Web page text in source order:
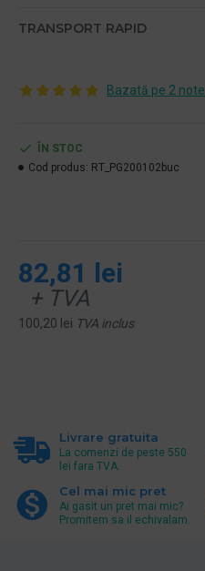
TRANSPORT RAPID
Bazată pe 2 note.
82,81 lei
+ TVA
100,20 lei TVA inclus
ÎN STOC
Cod produs: RT_PG200102buc
Livrare gratuita
La comenzi de peste 550
lei fara TVA.
Cel mai mic pret
Ai gasit un pret mai mic?
Promitem sa il echivalam.